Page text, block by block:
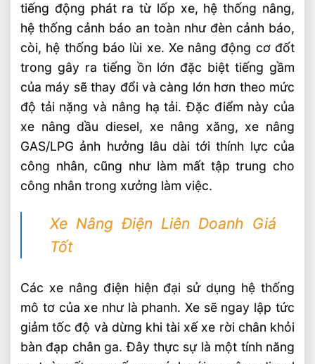
tiếng động phát ra từ lốp xe, hệ thống nâng,
hệ thống cảnh báo an toàn như đèn cảnh báo,
còi, hệ thống báo lùi xe. Xe nâng động cơ đốt
trong gây ra tiếng ồn lớn đặc biệt tiếng gầm
của máy sẽ thay đổi và càng lớn hơn theo mức
độ tải nặng và nâng hạ tải. Đặc điểm này của
xe nâng dầu diesel, xe nâng xăng, xe nâng
GAS/LPG ảnh hưởng lâu dài tới thính lực của
công nhân, cũng như làm mất tập trung cho
công nhân trong xưởng làm việc.
Xe Nâng Điện Liên Doanh Giá
Tốt
Các xe nâng điện hiện đại sử dụng hệ thống
mô tơ của xe như là phanh. Xe sẽ ngay lập tức
giảm tốc độ và dừng khi tài xế xe rời chân khỏi
bàn đạp chân ga. Đây thực sự là một tính năng